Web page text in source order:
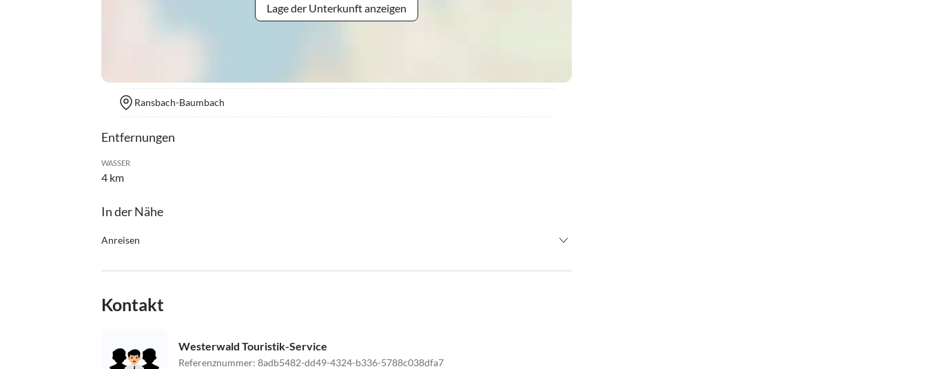
Lage der Unterkunft anzeigen
Ransbach-Baumbach
Entfernungen
WASSER
4 km
In der Nähe
Anreisen
bezahlt werden.
Sonderwünsche unterliegen der Verfügbarkeit und sind gegebenenfalls mit einem Aufpreis verbunden.
Kontakt
Westerwald Touristik-Service
Referenznummer: 8adb5482-dd49-4324-b336-5788c038dfa7